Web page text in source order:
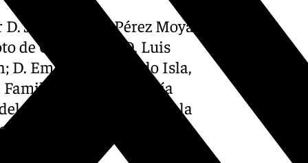
José Manuel Pérez Moya,
de Chauchina; D. Luis
D. Emilio Maldonado Isla,
Familiares de Andalucía
en Andalucía de la
Henares Maldonado,